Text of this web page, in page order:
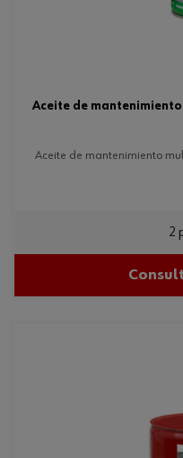
aceite de
aceite de mantenimiento
2